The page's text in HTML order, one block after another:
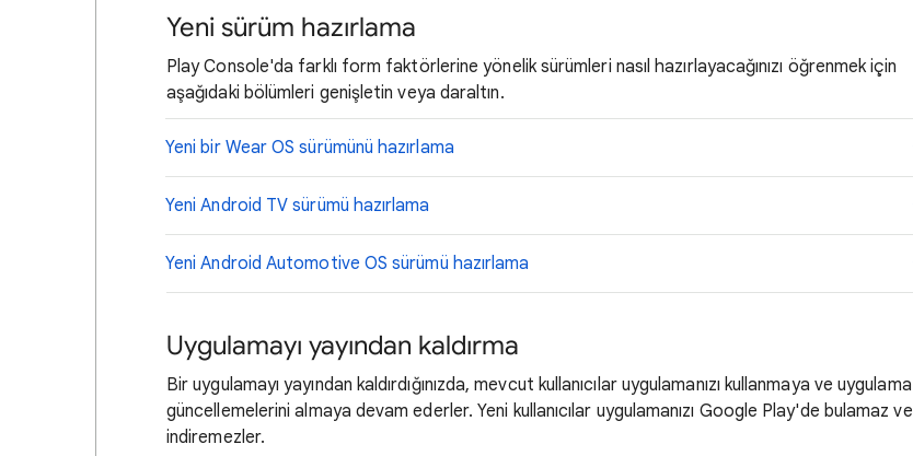
Yeni sürüm hazırlama
Play Console'da farklı form faktörlerine yönelik sürümleri nasıl hazırlayacağınızı öğrenmek için
aşağıdaki bölümleri genişletin veya daraltın.
Yeni bir Wear OS sürümünü hazırlama
Yeni Android TV sürümü hazırlama
Yeni Android Automotive OS sürümü hazırlama
Uygulamayı yayından kaldırma
Bir uygulamayı yayından kaldırdığınızda, mevcut kullanıcılar uygulamanızı kullanmaya ve uygulama
güncellemelerini almaya devam ederler. Yeni kullanıcılar uygulamanızı Google Play'de bulamaz ve
indiremezler.